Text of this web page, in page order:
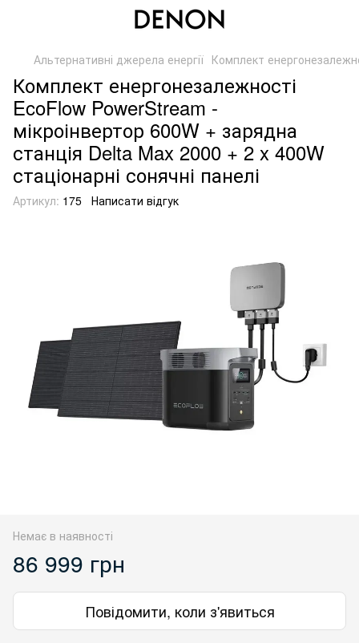
Альтернативні джерела енергії Комплект
Комплект енергонезалежності
EcoFlow PowerStream -
мікроінвертор 600W + зарядна
станція Delta Max 2000 + 2 x 400W
стаціонарні сонячні панелі
Артикул: 175 Написати відгук
Немає в наявності
86 999 грн
Повідомити, коли з'явиться